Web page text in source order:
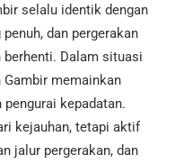
selalu identik dengan
dan pergerakan
berhenti. Dalam situasi
memainkan
pengurai kepadatan.
kejauhan, tetapi aktif
jalur pergerakan, dan